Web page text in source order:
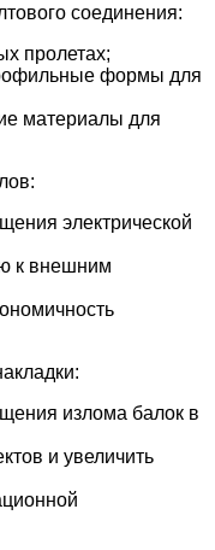
соединения:
пролетах;
формы для
материалы для
электрической
к внешним
излома балок в
и увеличить